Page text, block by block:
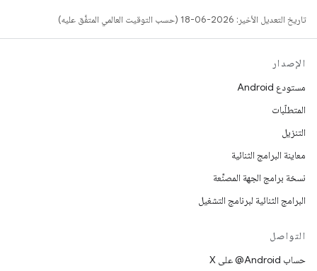
تاريخ التعديل الأخير: 2026-06-18 (حسب التوقيت العالمي المتفَّق عليه)
الإصدار
مستودع Android
المتطلّبات
التنزيل
معاينة البرامج الثنائية
نسخة برامج الجهة المصنِّعة
البرامج الثنائية لبرنامج التشغيل
التواصل
حساب ‎@Android على X